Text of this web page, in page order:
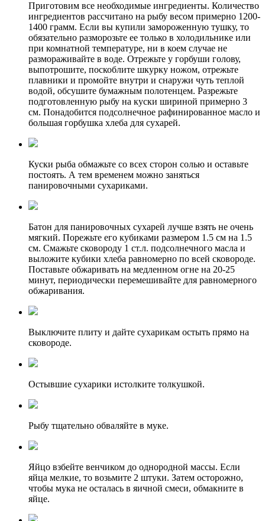
Приготовим все необходимые ингредиенты. Количество
ингредиентов рассчитано на рыбу весом примерно 1200-
1400 грамм. Если вы купили замороженную тушку, то
обязательно разморозьте ее только в холодильнике или
при комнатной температуре, ни в коем случае не
размораживайте в воде. Отрежьте у горбуши голову,
выпотрошите, поскоблите шкурку ножом, отрежьте
плавники и промойте внутри и снаружи чуть теплой
водой, обсушите бумажным полотенцем. Разрежьте
подготовленную рыбу на куски шириной примерно 3
см. Понадобится подсолнечное рафинированное масло и
большая горбушка хлеба для сухарей.
Куски рыба обмажьте со всех сторон солью и оставьте
постоять. А тем временем можно заняться
панировочными сухариками.
Батон для панировочных сухарей лучше взять не очень
мягкий. Порежьте его кубиками размером 1.5 см на 1.5
см. Смажьте сковороду 1 ст.л. подсолнечного масла и
выложите кубики хлеба равномерно по всей сковороде.
Поставьте обжаривать на медленном огне на 20-25
минут, периодически перемешивайте для равномерного
обжаривания.
Выключите плиту и дайте сухарикам остыть прямо на
сковороде.
Остывшие сухарики истолките толкушкой.
Рыбу тщательно обваляйте в муке.
Яйцо взбейте венчиком до однородной массы. Если
яйца мелкие, то возьмите 2 штуки. Затем осторожно,
чтобы мука не осталась в яичной смеси, обмакните в
яйце.